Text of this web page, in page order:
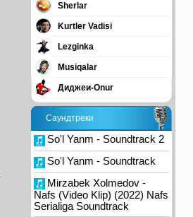
Sherlar
Kurtler Vadisi
Lezginka
Musiqalar
Диджеи-Onur
Саундтреки
So'l Yanm - Soundtrack 2
So'l Yanm - Soundtrack
Mirzabek Xolmedov -
Nafs (Video Klip) (2022) Nafs
Serialiga Soundtrack